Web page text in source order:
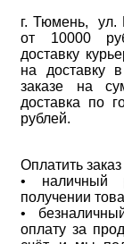
г. Тюмень, ул.
от 10000
доставку
на доставку
заказе на
доставка по
рублей.
Оплатить
• наличный
получении
•
оплату за